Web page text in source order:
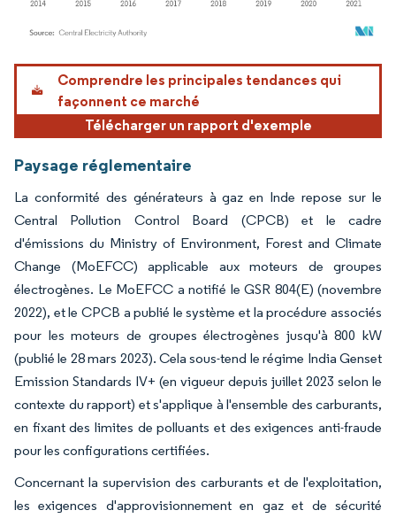
Image © Mordor Intelligence. La réutilisation nécessite une attribution sous CC BY
Comprendre les principales tendances qui
façonnent ce marché
Télécharger un rapport d'exemple
Paysage réglementaire
La conformité des générateurs à gaz en Inde repose sur le
Central Pollution Control Board (CPCB) et le cadre
d'émissions du Ministry of Environment, Forest and Climate
Change (MoEFCC) applicable aux moteurs de groupes
électrogènes. Le MoEFCC a notifié le GSR 804(E) (novembre
2022), et le CPCB a publié le système et la procédure associés
pour les moteurs de groupes électrogènes jusqu'à 800 kW
(publié le 28 mars 2023). Cela sous-tend le régime India Genset
Emission Standards IV+ (en vigueur depuis juillet 2023 selon le
contexte du rapport) et s'applique à l'ensemble des carburants,
en fixant des limites de polluants et des exigences anti-fraude
pour les configurations certifiées.
Concernant la supervision des carburants et de l'exploitation,
les exigences d'approvisionnement en gaz et de sécurité